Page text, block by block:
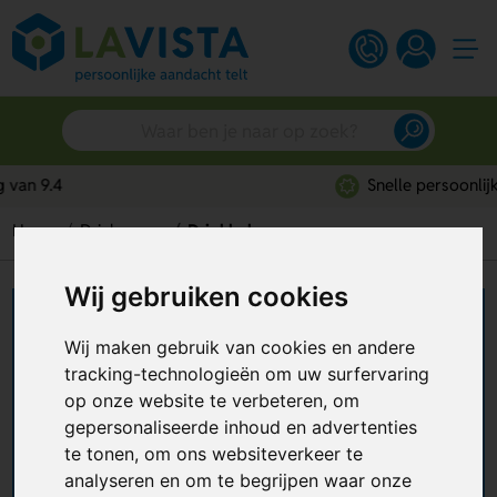
Wij gebruiken cookies
Wij maken gebruik van cookies en andere
tracking-technologieën om uw surfervaring
op onze website te verbeteren, om
gepersonaliseerde inhoud en advertenties
te tonen, om ons websiteverkeer te
analyseren en om te begrijpen waar onze
Snelle persoonlijke service
Home Drinkwaren Drinkbekers
Drinkbekers bedrukken
Drinkbekers laten bedrukken met jouw ontwerp?
Dat kan al vanaf € 0,30 per stuk en vanaf een
kleine oplage van 10 stuks. Bij ons vind je een
breed assortiment aan drinkbekers. Ga je voor
duurzame drinkbekers, wegwerp drinkbekers van
plastic en karton of speciale drinkbekers, zoals
+ Lees meer